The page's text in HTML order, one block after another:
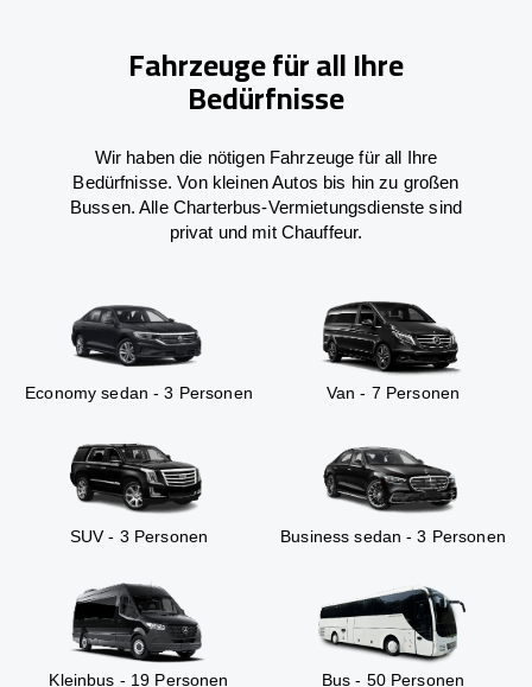
Fahrzeuge für all Ihre
Bedürfnisse
Wir haben die nötigen Fahrzeuge für all Ihre
Bedürfnisse. Von kleinen Autos bis hin zu großen
Bussen. Alle Charterbus-Vermietungsdienste sind
privat und mit Chauffeur.
Economy sedan - 3 Personen Van - 7 Personen
SUV - 3 Personen Business sedan - 3 Personen
Kleinbus - 19 Personen Bus - 50 Personen